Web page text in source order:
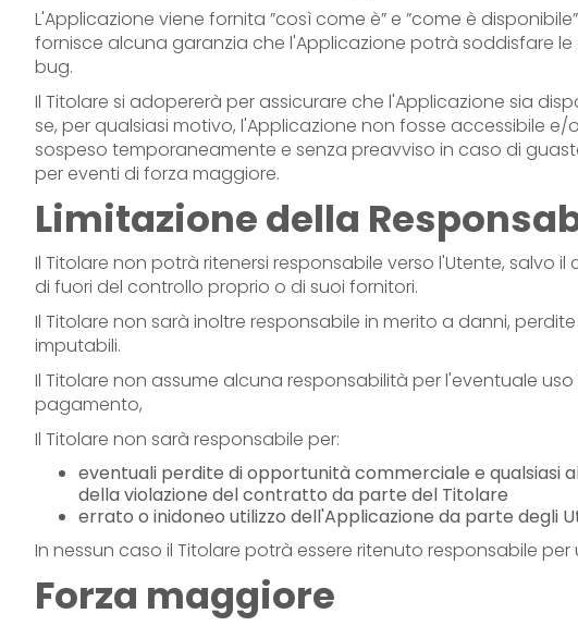
L'Applicazione viene fornita ”così come è” e ”come è
fornisce alcuna garanzia che l'Applicazione potrà soddisfare
bug.
Il Titolare si adopererà per assicurare che l'Applicazione sia
se, per qualsiasi motivo, l'Applicazione non fosse accessibile
sospeso temporaneamente e senza preavviso in caso di
per eventi di forza maggiore.
Limitazione della
Il Titolare non potrà ritenersi responsabile verso l'Utente, salvo
di fuori del controllo proprio o di suoi fornitori.
Il Titolare non sarà inoltre responsabile in merito a danni,
imputabili.
Il Titolare non assume alcuna responsabilità per l'eventuale
pagamento,
Il Titolare non sarà responsabile per:
eventuali perdite di opportunità commerciale e qualsiasi
della violazione del contratto da parte del Titolare
errato o inidoneo utilizzo dell'Applicazione da parte degli
In nessun caso il Titolare potrà essere ritenuto responsabile
Forza maggiore